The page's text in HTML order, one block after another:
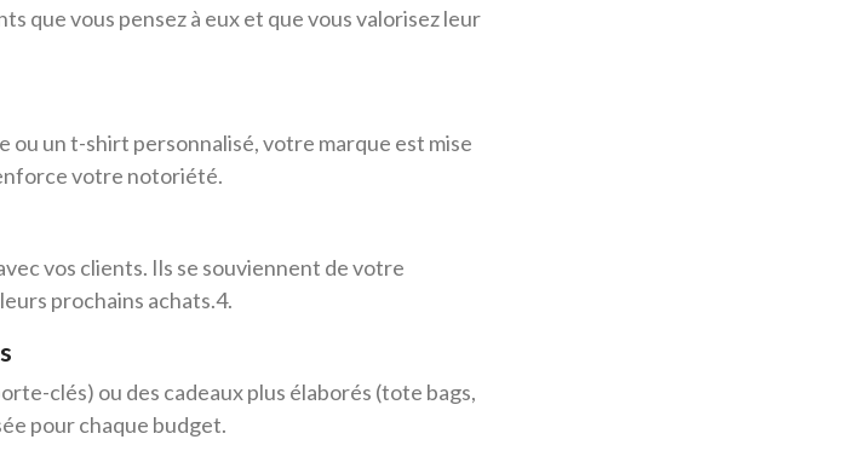
que vous pensez à eux et que vous valorisez leur
un t-shirt personnalisé, votre marque est mise
votre notoriété.
vos clients. Ils se souviennent de votre
prochains achats.4.
clés) ou des cadeaux plus élaborés (tote bags,
pour chaque budget.